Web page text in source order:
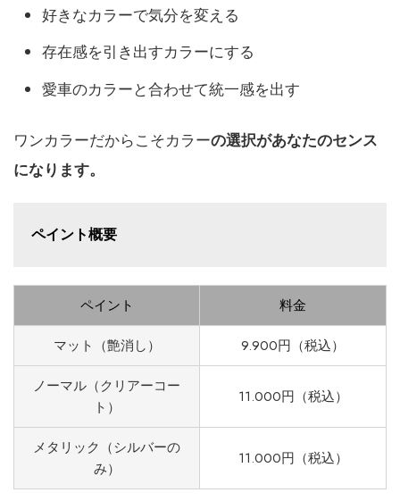
好きなカラーで気分を変える
存在感を引き出すカラーにする
愛車のカラーと合わせて統一感を出す
ワンカラーだからこそカラーの選択があなたのセンス
になります。
ペイント概要
ペイント 料金
マット（艶消し） 9.900円（税込）
ノーマル（クリアーコー
ト）
11.000円（税込）
メタリック（シルバーの
み）
11.000円（税込）